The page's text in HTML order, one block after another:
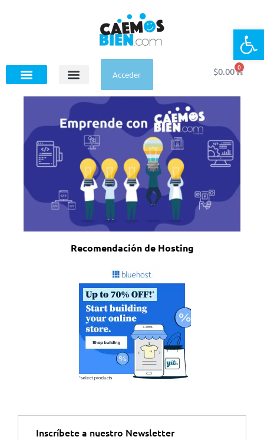
Acceder $0.00 0
Recomendación de Hosting
Inscríbete a nuestro Newsletter